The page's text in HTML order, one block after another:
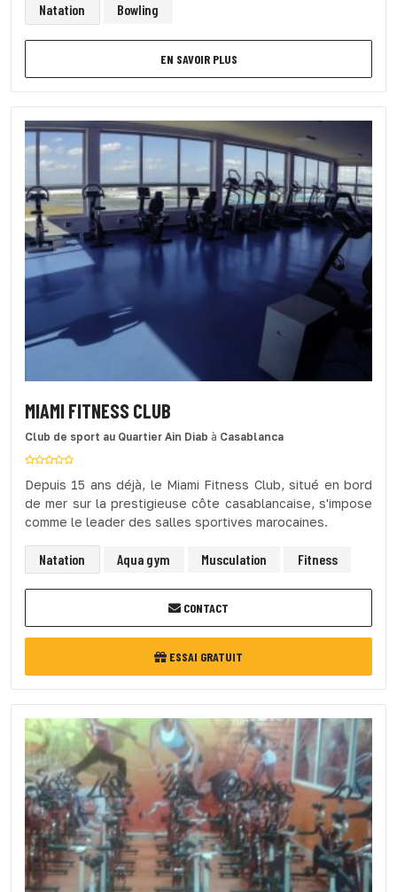
Natation Bowling
EN SAVOIR PLUS
MIAMI FITNESS CLUB
Club de sport au Quartier Ain Diab à Casablanca
Depuis 15 ans déjà, le Miami Fitness Club, situé en bord
de mer sur la prestigieuse côte casablancaise, s'impose
comme le leader des salles sportives marocaines.
Natation Aqua gym Musculation Fitness
CONTACT
ESSAI GRATUIT